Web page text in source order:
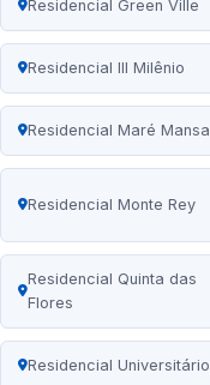
Residencial Green Ville
Residencial III Milênio
Residencial Maré Mansa
Residencial Monte Rey
Residencial Quinta das
Flores
Residencial Universitário